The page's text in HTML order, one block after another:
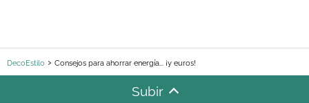
DecoEstilo Consejos para ahorrar energía... ¡y euros!
Subir